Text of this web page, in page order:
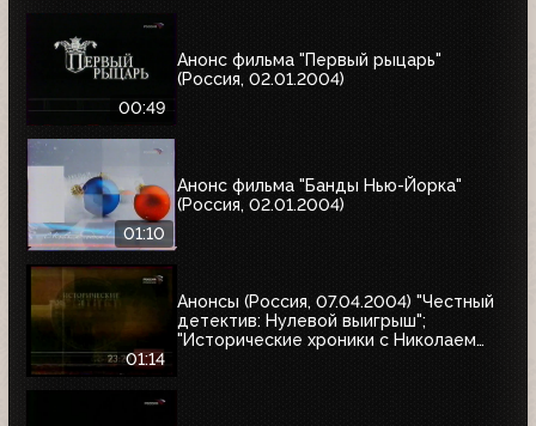
00:49
Анонс фильма "Первый рыцарь"
(Россия, 02.01.2004)
01:10
Анонс фильма "Банды Нью-Йорка"
(Россия, 02.01.2004)
01:14
Анонсы (Россия, 07.04.2004) "Честный
детектив: Нулевой выигрыш";
"Исторические хроники с Николаем